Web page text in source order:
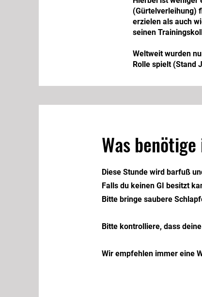
(Gürtelverleihung)
erzielen als auch
seinen
Weltweit wurden
Rolle spielt (Stand
Was
Diese Stunde wird barfuß
Falls du keinen GI besitzt
Bitte bringe saubere
Bitte kontrolliere, dass
Wir empfehlen immer eine